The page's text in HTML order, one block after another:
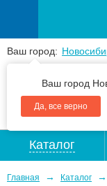
Ваш город:
Ваш город
Да, все верно
+7(383) 213
Каталог
Главная → Каталог →